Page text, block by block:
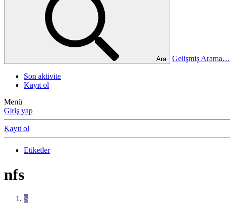
Ara Gelişmiş Arama…
Son aktivite
Kayıt ol
Menü
Giriş yap
Kayıt ol
Etiketler
nfs
S